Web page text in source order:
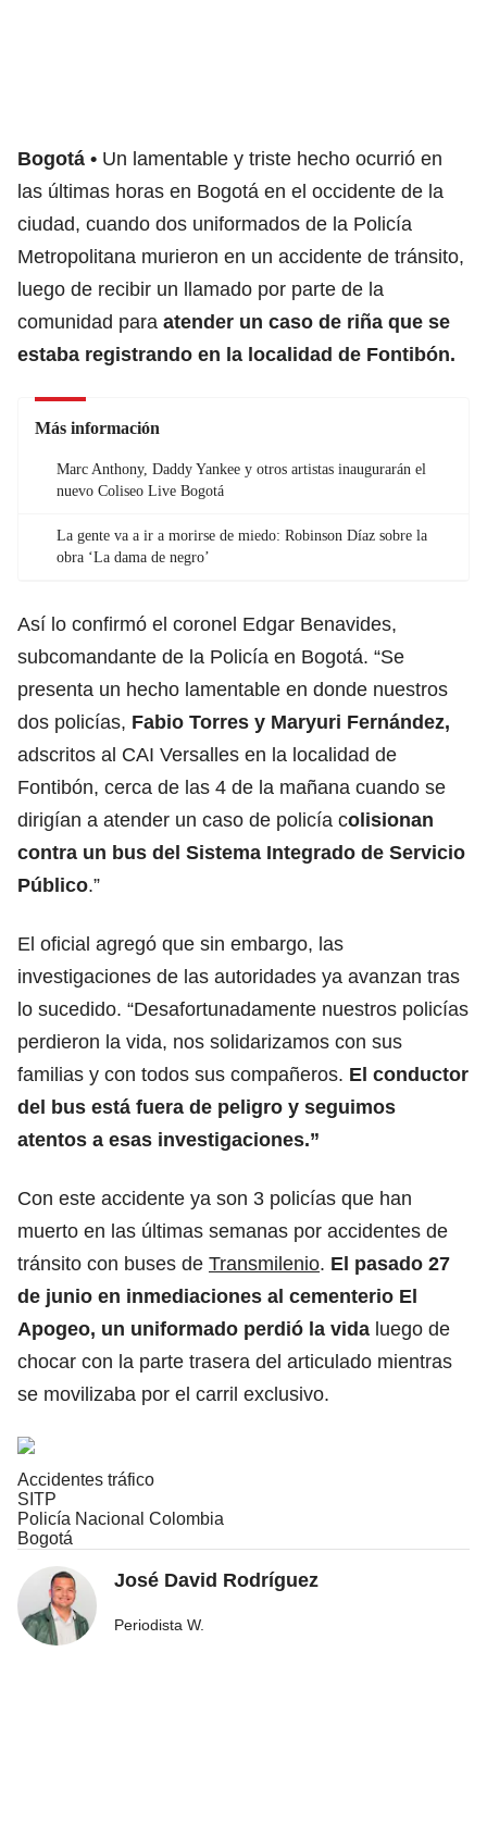
Bogotá
Un lamentable y triste hecho ocurrió en
las últimas horas en Bogotá en el occidente de la
ciudad, cuando dos uniformados de la Policía
Metropolitana murieron en un accidente de tránsito,
luego de recibir un llamado por parte de la
comunidad para atender un caso de riña que se
estaba registrando en la localidad de Fontibón.
Más información
Marc Anthony, Daddy Yankee y otros artistas inaugurarán el
nuevo Coliseo Live Bogotá
La gente va a ir a morirse de miedo: Robinson Díaz sobre la
obra ‘La dama de negro’
Así lo confirmó el coronel Edgar Benavides,
subcomandante de la Policía en Bogotá. “Se
presenta un hecho lamentable en donde nuestros
dos policías, Fabio Torres y Maryuri Fernández,
adscritos al CAI Versalles en la localidad de
Fontibón, cerca de las 4 de la mañana cuando se
dirigían a atender un caso de policía colisionan
contra un bus del Sistema Integrado de Servicio
Público.”
El oficial agregó que sin embargo, las
investigaciones de las autoridades ya avanzan tras
lo sucedido. “Desafortunadamente nuestros policías
perdieron la vida, nos solidarizamos con sus
familias y con todos sus compañeros. El conductor
del bus está fuera de peligro y seguimos
atentos a esas investigaciones.”
Con este accidente ya son 3 policías que han
muerto en las últimas semanas por accidentes de
tránsito con buses de Transmilenio. El pasado 27
de junio en inmediaciones al cementerio El
Apogeo, un uniformado perdió la vida luego de
chocar con la parte trasera del articulado mientras
se movilizaba por el carril exclusivo.
Accidentes tráfico
SITP
Policía Nacional Colombia
Bogotá
José David Rodríguez
Periodista W.